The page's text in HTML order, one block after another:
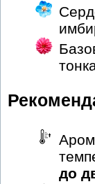
до